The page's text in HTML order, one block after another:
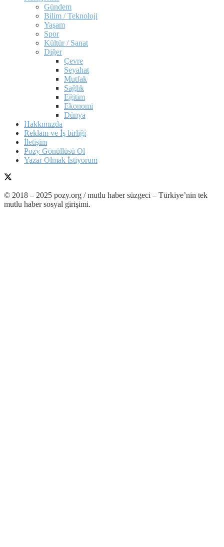
Gündem
Bilim / Teknoloji
Yaşam
Spor
Kültür / Sanat
Diğer
Çevre
Seyahat
Mutfak
Sağlık
Eğitim
Ekonomi
Dünya
Hakkımızda
Reklam ve İş birliği
İletişim
Pozy Gönüllüsü Ol
Yazar Olmak İstiyorum
© 2018 – 2025 pozy.org / mutlu haber süzgeci – Türkiye’nin tek
mutlu haber sosyal girişimi.